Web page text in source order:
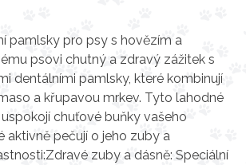
pamlsky pro psy s hovězím a
psovi chutný a zdravý zážitek s
dentálními pamlsky, které kombinují
a křupavou mrkev. Tyto lahodné
chuťové buňky vašeho
aktivně pečují o jeho zuby a
zuby a dásně: Speciální